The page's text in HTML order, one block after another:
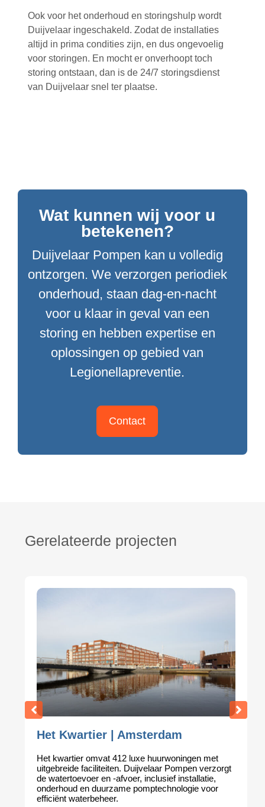
Ook voor het onderhoud en storingshulp wordt
Duijvelaar ingeschakeld. Zodat de installaties
altijd in prima condities zijn, en dus ongevoelig
voor storingen. En mocht er onverhoopt toch
storing ontstaan, dan is de 24/7 storingsdienst
van Duijvelaar snel ter plaatse.
Wat kunnen wij voor u
betekenen?
Duijvelaar Pompen kan u volledig
ontzorgen. We verzorgen periodiek
onderhoud, staan dag-en-nacht
voor u klaar in geval van een
storing en hebben expertise en
oplossingen op gebied van
Legionellapreventie.
Contact
Gerelateerde projecten
Het Kwartier | Amsterdam
Het kwartier omvat 412 luxe huurwoningen met
uitgebreide faciliteiten. Duijvelaar Pompen verzorgt
de watertoevoer en -afvoer, inclusief installatie,
onderhoud en duurzame pomptechnologie voor
efficiënt waterbeheer.